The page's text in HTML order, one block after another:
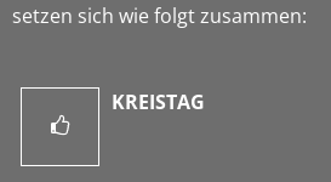
setzen sich wie folgt zusammen:
KREISTAG